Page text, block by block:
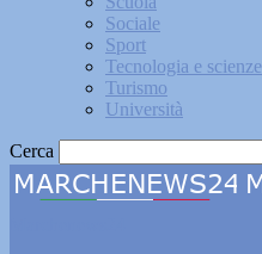
Sociale
Sport
Tecnologia e scienze
Turismo
Università
Cerca